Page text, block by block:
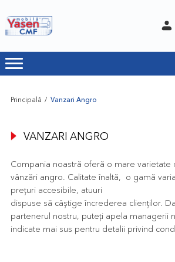
Principală Vanzari Angro
VANZARI ANGRO
Compania noastră oferă o mare
vânzări angro. Calitate înaltă, o gamă
preţuri accesibile, atuuri
dispuse să câştige încrederea clienților.
partenerul nostru, puteți apela managerii
indicate mai sus pentru detalii privind